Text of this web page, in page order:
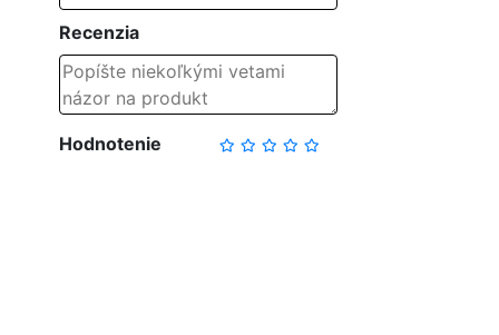
Recenzia
Hodnotenie